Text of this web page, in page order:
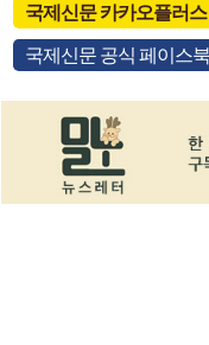
국제신문 카카오플러
국제신문 공식 페이스북